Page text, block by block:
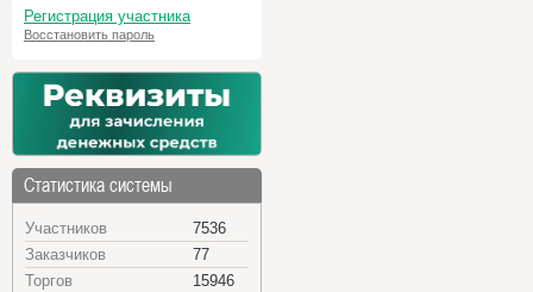
Регистрация участника
Восстановить пароль
Статистика системы
Участников
7536
Заказчиков
77
Торгов
15946